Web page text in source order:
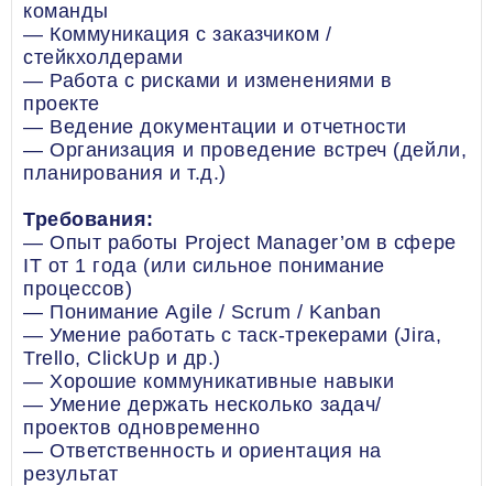
команды
— Коммуникация с заказчиком /
стейкхолдерами
— Работа с рисками и изменениями в
проекте
— Ведение документации и отчетности
— Организация и проведение встреч (дейли,
планирования и т.д.)
Требования:
— Опыт работы Project Manager’ом в сфере
IT от 1 года (или сильное понимание
процессов)
— Понимание Agile / Scrum / Kanban
— Умение работать с таск-трекерами (Jira,
Trello, ClickUp и др.)
— Хорошие коммуникативные навыки
— Умение держать несколько задач/
проектов одновременно
— Ответственность и ориентация на
результат